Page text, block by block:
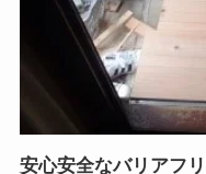
安心安全なバリアフ